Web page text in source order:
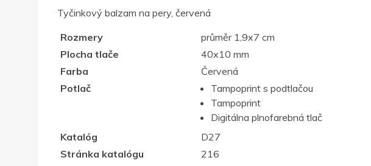
Tyčinkový balzam na pery, červená
Rozmery
průměr 1,9x7 cm
Plocha tlače
40x10 mm
Farba
Červená
Potlač
Tampoprint s podtlačou
Tampoprint
Digitálna plnofarebná tlač
Katalóg
D27
Stránka katalógu
216